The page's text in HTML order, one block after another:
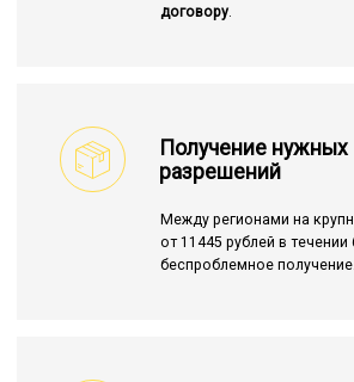
договору.
Получение нужных
разрешений
Между регионами на
от 11445 рублей в
беспроблемное получение.